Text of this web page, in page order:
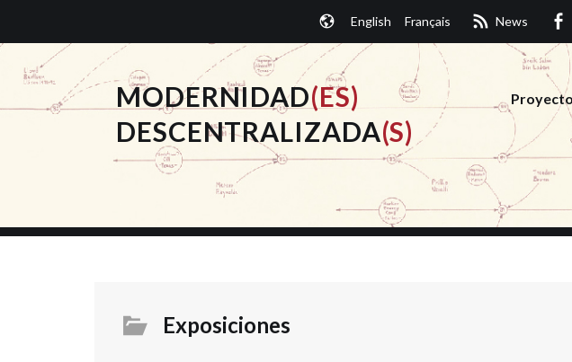
contenido.
English Français News
MODERNIDAD(ES)
DESCENTRALIZADA(S)
Exposiciones